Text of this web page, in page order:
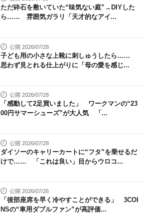
ただ砕石を敷いていた“味気ない庭”→DIYした
ら…… 雰囲気ガラリ「天才的なアイ...
公開 2026/07/28
子ども用の小さな上靴に刺しゅうしたら……
思わず見とれる仕上がりに「母の愛を感じ...
公開 2026/07/28
「感動して2足買いました」 ワークマンの“23
00円サマーシューズ”が大人気 「...
公開 2026/07/28
ダイソーのキャリーカートに“フタ”を乗せるだ
けで…… 「これは良い」目からウロコ...
公開 2026/07/26
「後部座席を早く冷やすことができる」 3COI
NSの“車用ダブルファン”が高評価...